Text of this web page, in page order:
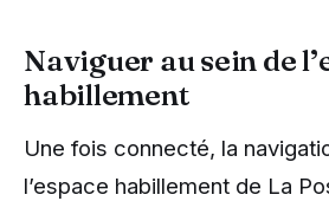
Naviguer au sein de
habillement
Une fois connecté, la
l’espace habillement de La